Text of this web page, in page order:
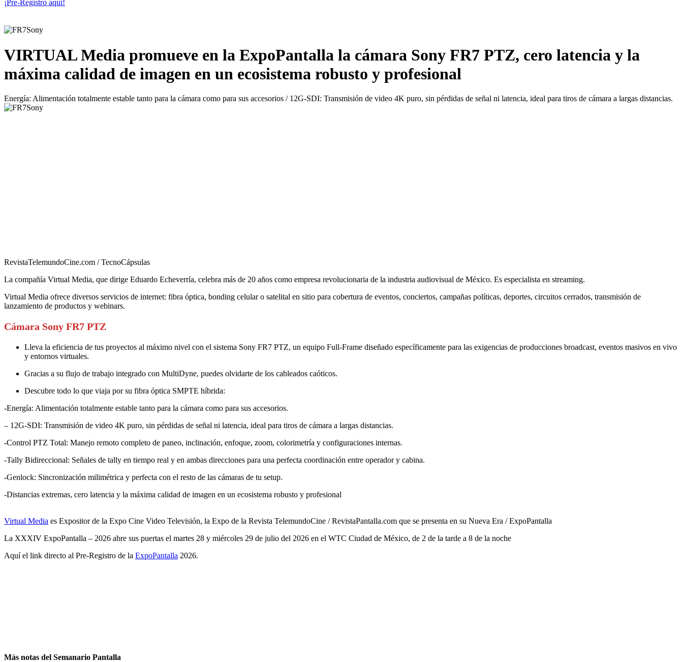
¡Pre-Regístro aqui!
VIRTUAL Media promueve en la ExpoPantalla la cámara Sony FR7 PTZ, cero latencia y la
máxima calidad de imagen en un ecosistema robusto y profesional
Energía: Alimentación totalmente estable tanto para la cámara como para sus accesorios / 12G-SDI: Transmisión de video 4K puro, sin pérdidas de señal ni latencia, ideal para tiros de cámara a largas distancias.
RevistaTelemundoCine.com / TecnoCápsulas
La compañía Virtual Media, que dirige Eduardo Echeverría, celebra más de 20 años como empresa revolucionaria de la industria audiovisual de México. Es especialista en streaming.
Virtual Media ofrece diversos servicios de internet: fibra óptica, bonding celular o satelital en sitio para cobertura de eventos, conciertos, campañas políticas, deportes, circuitos cerrados, transmisión de
lanzamiento de productos y webinars.
Cámara Sony FR7 PTZ
Lleva la eficiencia de tus proyectos al máximo nivel con el sistema Sony FR7 PTZ, un equipo Full-Frame diseñado específicamente para las exigencias de producciones broadcast, eventos masivos en vivo
y entornos virtuales.
Gracias a su flujo de trabajo integrado con MultiDyne, puedes olvidarte de los cableados caóticos.
Descubre todo lo que viaja por su fibra óptica SMPTE híbrida:
-Energía: Alimentación totalmente estable tanto para la cámara como para sus accesorios.
– 12G-SDI: Transmisión de video 4K puro, sin pérdidas de señal ni latencia, ideal para tiros de cámara a largas distancias.
-Control PTZ Total: Manejo remoto completo de paneo, inclinación, enfoque, zoom, colorimetría y configuraciones internas.
-Tally Bidireccional: Señales de tally en tiempo real y en ambas direcciones para una perfecta coordinación entre operador y cabina.
-Genlock: Sincronización milimétrica y perfecta con el resto de las cámaras de tu setup.
-Distancias extremas, cero latencia y la máxima calidad de imagen en un ecosistema robusto y profesional
Virtual Media es Expositor de la Expo Cine Video Televisión, la Expo de la Revista TelemundoCine / RevistaPantalla.com que se presenta en su Nueva Era / ExpoPantalla
La XXXIV ExpoPantalla – 2026 abre sus puertas el martes 28 y miércoles 29 de julio del 2026 en el WTC Ciudad de México, de 2 de la tarde a 8 de la noche
Aquí el link directo al Pre-Registro de la ExpoPantalla 2026.
Más notas del Semanario Pantalla